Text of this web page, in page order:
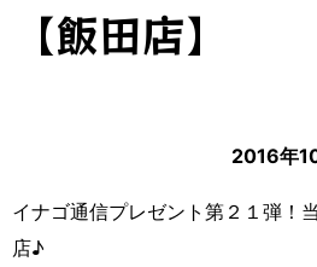
【飯田店】
2016年
イナゴ通信プレゼント第２１弾！
店♪